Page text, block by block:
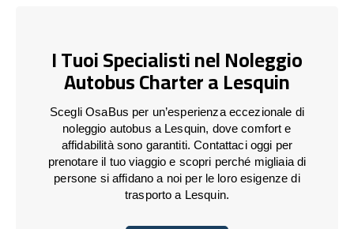
I Tuoi Specialisti nel Noleggio
Autobus Charter a Lesquin
Scegli OsaBus per un’esperienza eccezionale di
noleggio autobus a Lesquin, dove comfort e
affidabilità sono garantiti. Contattaci oggi per
prenotare il tuo viaggio e scopri perché migliaia di
persone si affidano a noi per le loro esigenze di
trasporto a Lesquin.